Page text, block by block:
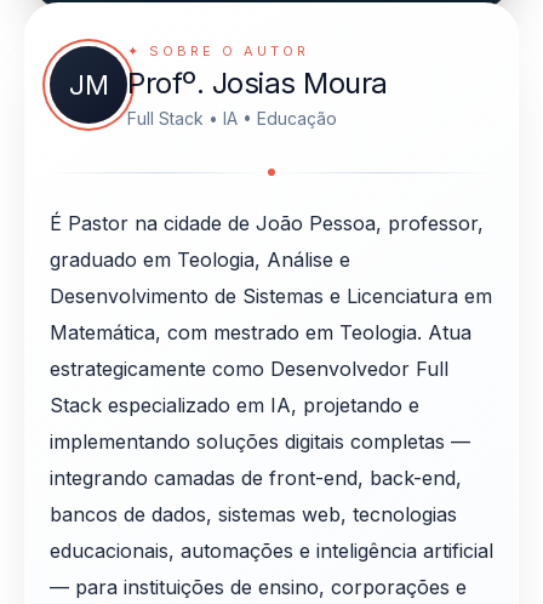
JM
✦ SOBRE O AUTOR
Profº. Josias Moura
Full Stack • IA • Educação
É Pastor na cidade de João Pessoa, professor,
graduado em Teologia, Análise e
Desenvolvimento de Sistemas e Licenciatura em
Matemática, com mestrado em Teologia. Atua
estrategicamente como Desenvolvedor Full
Stack especializado em IA, projetando e
implementando soluções digitais completas —
integrando camadas de front-end, back-end,
bancos de dados, sistemas web, tecnologias
educacionais, automações e inteligência artificial
— para instituições de ensino, corporações e